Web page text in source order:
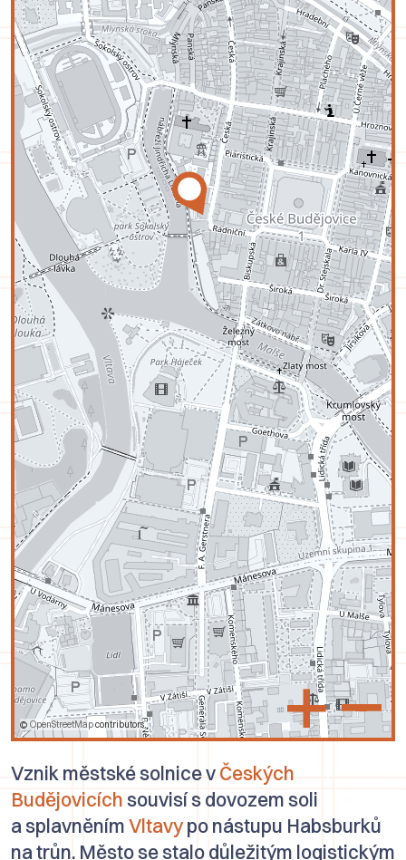
+ –
© OpenStreetMapcontributors.
Vznik městské solnice vČeských
Budějovicíchsouvisí s dovozem soli
a splavněnímVltavypo nástupu Habsburků
na trůn. Město se stalo důležitým logistickým